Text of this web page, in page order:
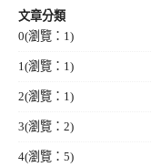
文章分類
0(瀏覽：1)
1 (瀏覽：1)
2(瀏覽：1)
3(瀏覽：2)
4(瀏覽：5)